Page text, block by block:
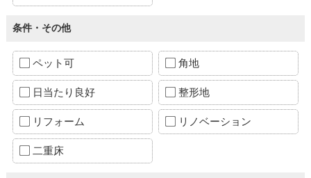
条件・その他
ペット可 角地
日当たり良好 整形地
リフォーム リノベーション
二重床